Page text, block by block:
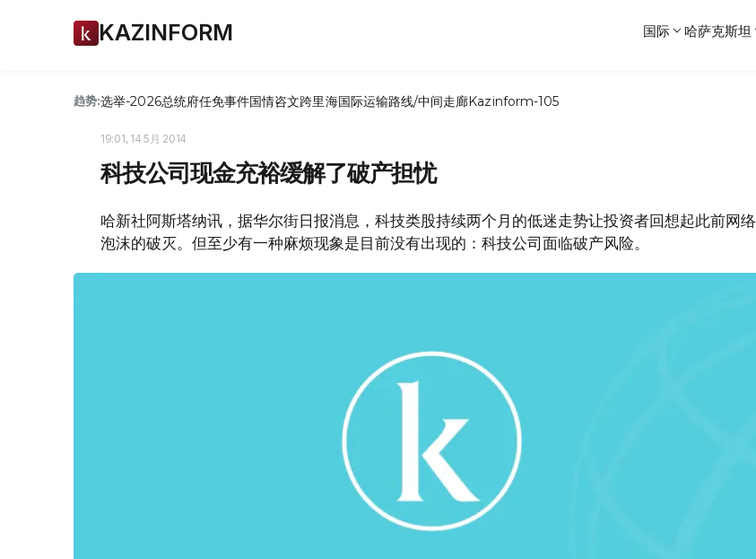
KAZINFORM 国际 哈萨克斯坦
趋势:选举-2026总统府任免事件国情咨文跨里海国际运输路线/中间走廊Kazinform-105
19:01, 14 5月 2014
科技公司现金充裕缓解了破产担忧
哈新社阿斯塔纳讯，据华尔街日报消息，科技类股持续两个月的低迷走势让投资者回想起此前网络
泡沫的破灭。但至少有一种麻烦现象是目前没有出现的：科技公司面临破产风险。